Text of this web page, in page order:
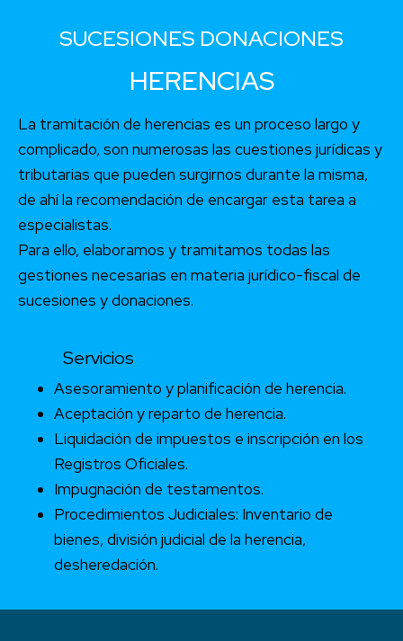
SUCESIONES DONACIONES
HERENCIAS
La tramitación de herencias es un proceso largo y
complicado, son numerosas las cuestiones jurídicas y
tributarias que pueden surgirnos durante la misma,
de ahí la recomendación de encargar esta tarea a
especialistas.
Para ello, elaboramos y tramitamos todas las
gestiones necesarias en materia jurídico-fiscal de
sucesiones y donaciones.
Servicios
Asesoramiento y planificación de herencia.
Aceptación y reparto de herencia.
Liquidación de impuestos e inscripción en los
Registros Oficiales.
Impugnación de testamentos.
Procedimientos Judiciales: Inventario de
bienes, división judicial de la herencia,
desheredación.